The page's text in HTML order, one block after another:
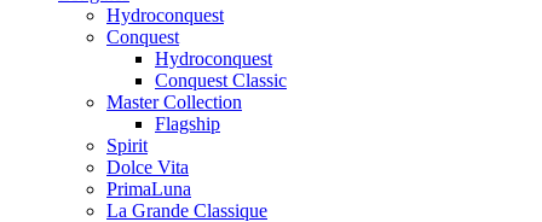
Hydroconquest
Conquest
Hydroconquest
Conquest Classic
Master Collection
Flagship
Spirit
Dolce Vita
PrimaLuna
La Grande Classique